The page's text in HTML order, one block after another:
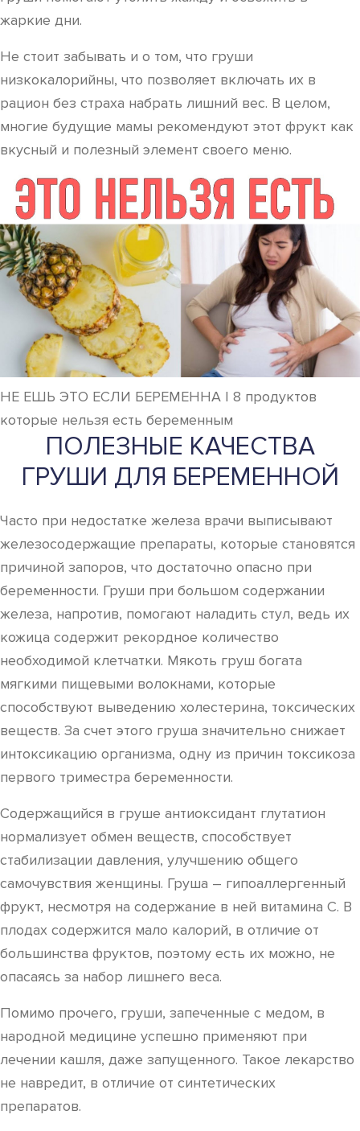
жаркие дни.
Не стоит забывать и о том, что груши
низкокалорийны, что позволяет включать их в
рацион без страха набрать лишний вес. В целом,
многие будущие мамы рекомендуют этот фрукт как
вкусный и полезный элемент своего меню.
НЕ ЕШЬ ЭТО ЕСЛИ БЕРЕМЕННА | 8 продуктов
которые нельзя есть беременным
ПОЛЕЗНЫЕ КАЧЕСТВА
ГРУШИ ДЛЯ БЕРЕМЕННОЙ
Часто при недостатке железа врачи выписывают
железосодержащие препараты, которые становятся
причиной запоров, что достаточно опасно при
беременности. Груши при большом содержании
железа, напротив, помогают наладить стул, ведь их
кожица содержит рекордное количество
необходимой клетчатки. Мякоть груш богата
мягкими пищевыми волокнами, которые
способствуют выведению холестерина, токсических
веществ. За счет этого груша значительно снижает
интоксикацию организма, одну из причин токсикоза
первого триместра беременности.
Содержащийся в груше антиоксидант глутатион
нормализует обмен веществ, способствует
стабилизации давления, улучшению общего
самочувствия женщины. Груша – гипоаллергенный
фрукт, несмотря на содержание в ней витамина С. В
плодах содержится мало калорий, в отличие от
большинства фруктов, поэтому есть их можно, не
опасаясь за набор лишнего веса.
Помимо прочего, груши, запеченные с медом, в
народной медицине успешно применяют при
лечении кашля, даже запущенного. Такое лекарство
не навредит, в отличие от синтетических
препаратов.